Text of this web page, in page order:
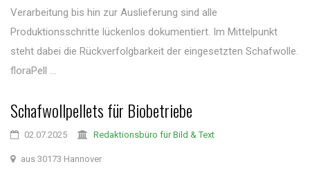
Verarbeitung bis hin zur Auslieferung sind alle
Produktionsschritte lückenlos dokumentiert. Im Mittelpunkt
steht dabei die Rückverfolgbarkeit der eingesetzten Schafwolle.
floraPell ...
Schafwollpellets für Biobetriebe
02.07.2025 Redaktionsbüro für Bild & Text
aus 30173 Hannover